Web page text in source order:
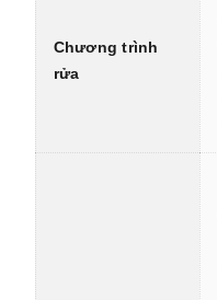
Chương trình
rửa